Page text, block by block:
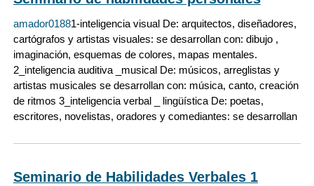
amador01881-inteligencia visual De: arquitectos, diseñadores,
cartógrafos y artistas visuales: se desarrollan con: dibujo ,
imaginación, esquemas de colores, mapas mentales.
2_inteligencia auditiva _musical De: músicos, arreglistas y
artistas musicales se desarrollan con: música, canto, creación
de ritmos 3_inteligencia verbal _ lingüística De: poetas,
escritores, novelistas, oradores y comediantes: se desarrollan
Seminario de Habilidades Verbales 1